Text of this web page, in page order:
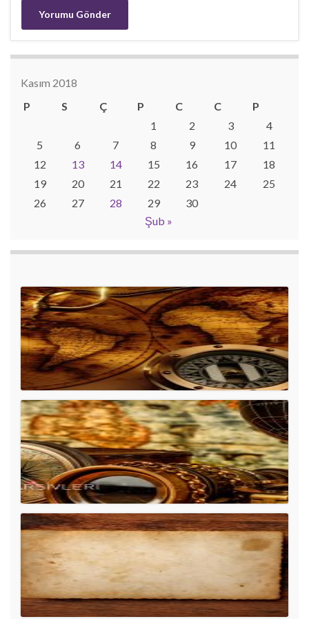
Kasım 2018
P
S Ç P C C
P
1
2 3
4
5
6 7 8 9 10
11
12
13 14 15 16 17
18
19
20 21 22 23 24
25
26
27 28 29
30
Şub »